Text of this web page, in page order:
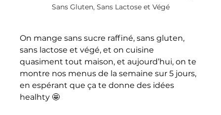
Sans Gluten, Sans Lactose et Végé
On mange sans sucre raffiné, sans gluten,
sans lactose et végé, et on cuisine
quasiment tout maison, et aujourd’hui, on te
montre nos menus de la semaine sur 5 jours,
en espérant que ça te donne des idées
healhty 🤩